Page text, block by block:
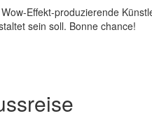
Effekt-produzierende
sein soll. Bonne chance!